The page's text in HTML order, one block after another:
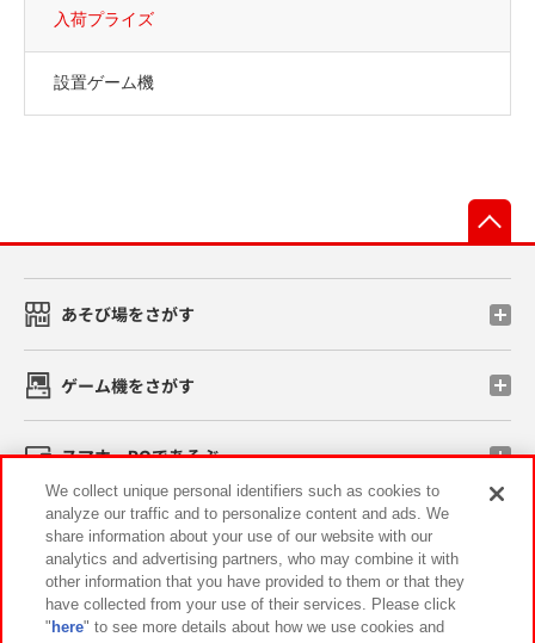
入荷プライズ
設置ゲーム機
あそび場をさがす
ゲーム機をさがす
スマホ・PCであそぶ
イベント・キャンペーン
We collect unique personal identifiers such as cookies to
analyze our traffic and to personalize content and ads. We
share information about your use of our website with our
analytics and advertising partners, who may combine it with
other information that you have provided to them or that they
have collected from your use of their services. Please click
" here" to see more details about how we use cookies and